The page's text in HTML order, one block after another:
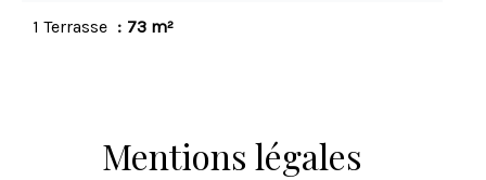
1 Terrasse 73 m²
Mentions légales